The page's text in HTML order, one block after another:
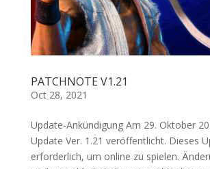
PATCHNOTE V1.21
Oct 28, 2021
Update-Ankündigung Am 29. Oktober
Update Ver. 1.21 veröffentlicht. Dieses
erforderlich, um online zu spielen.